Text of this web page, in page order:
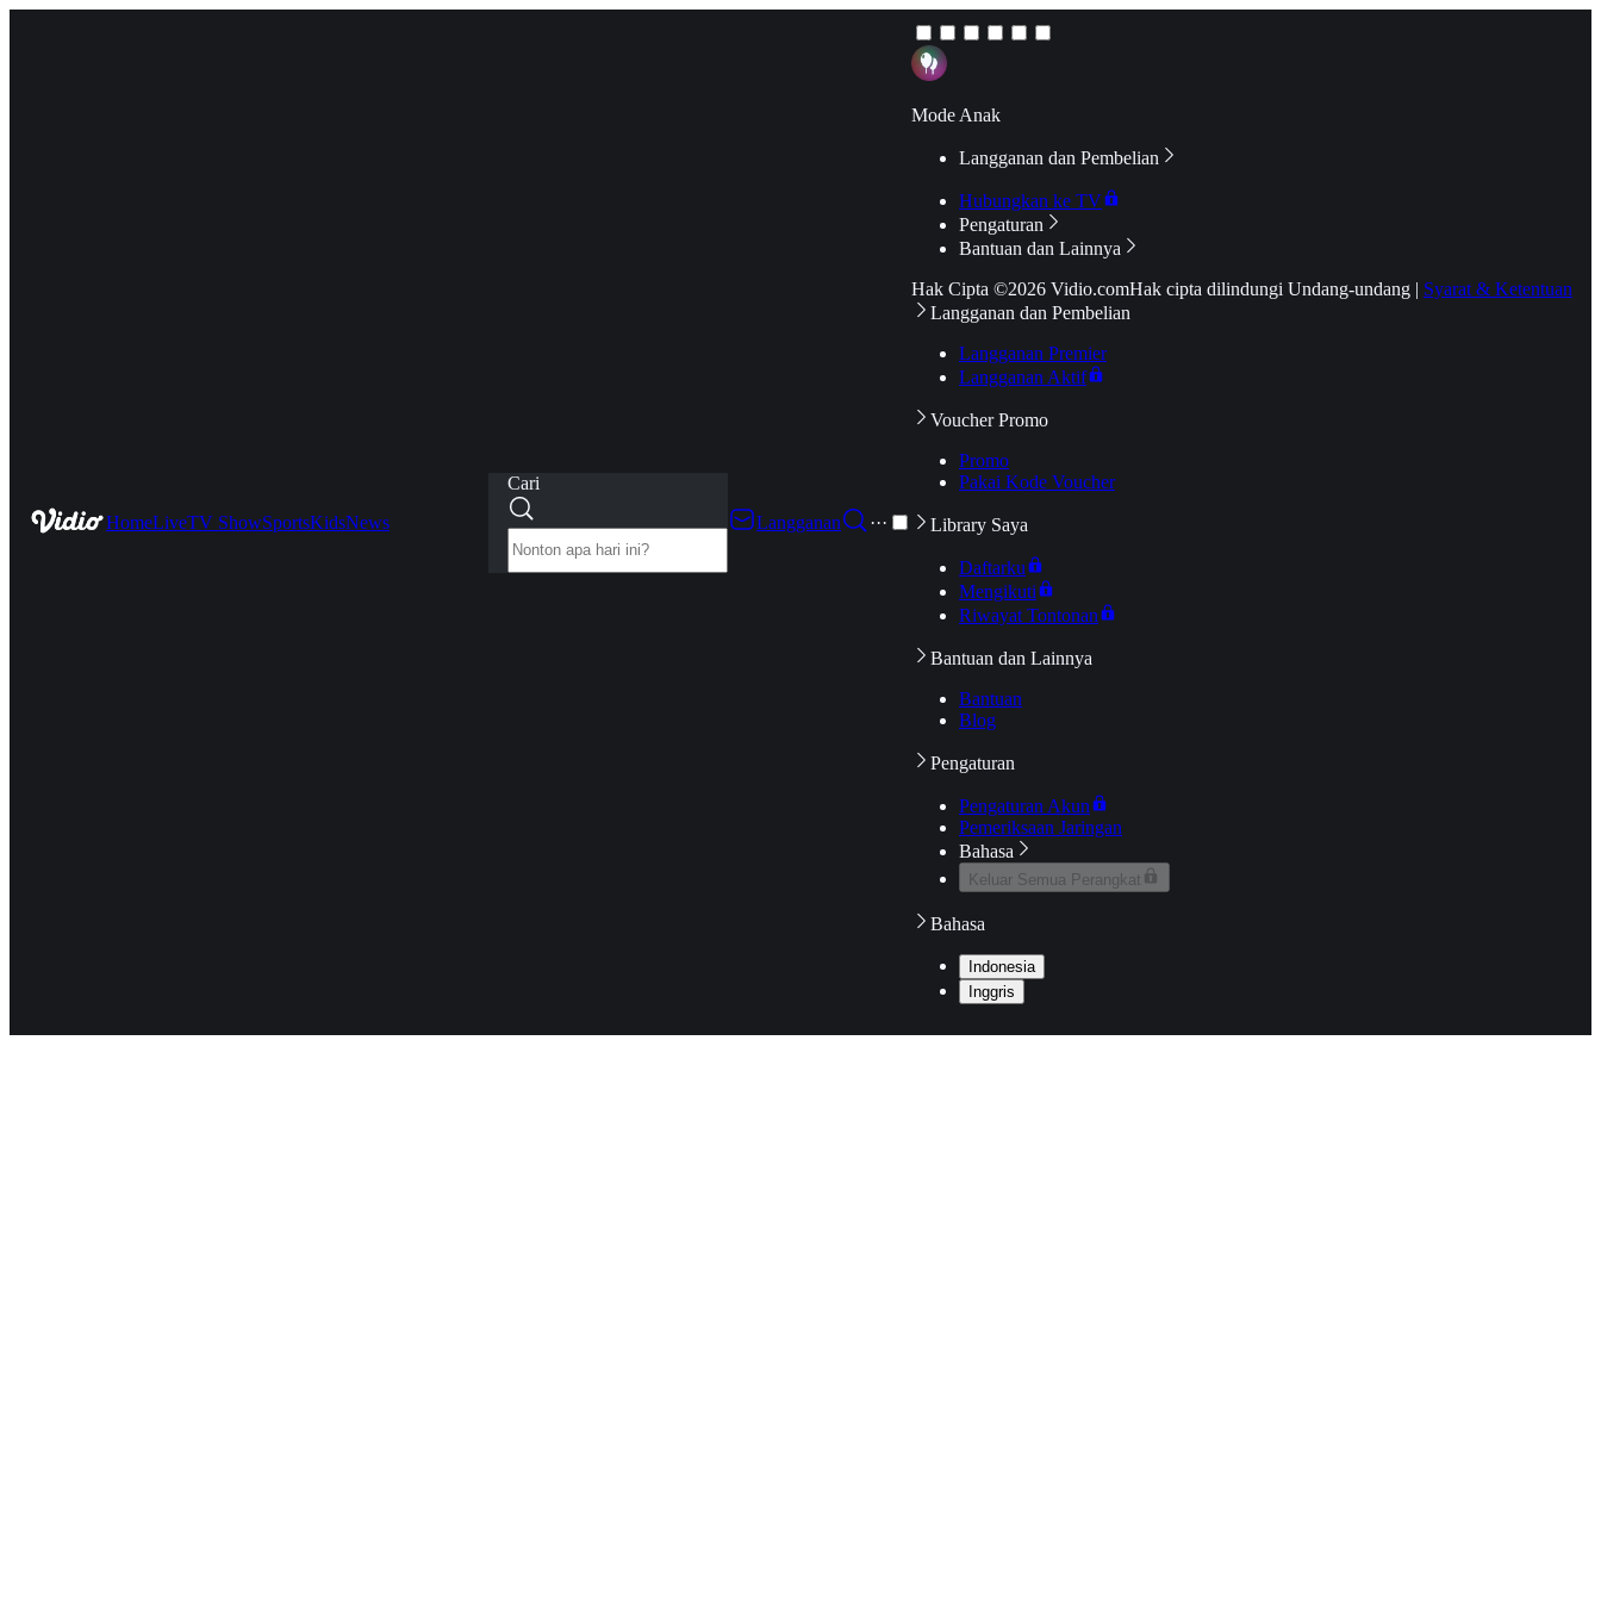
HomeLiveTV ShowSportsKidsNews
Cari
Langganan
···
Mode Anak
Langganan dan Pembelian
Hubungkan ke TV
Pengaturan
Bantuan dan Lainnya
Hak Cipta ©2026 Vidio.comHak cipta dilindungi Undang-undang | Syarat & Ketentuan
Langganan dan Pembelian
Langganan Premier
Langganan Aktif
Voucher Promo
Promo
Pakai Kode Voucher
Library Saya
Daftarku
Mengikuti
Riwayat Tontonan
Bantuan dan Lainnya
Bantuan
Blog
Pengaturan
Pengaturan Akun
Pemeriksaan Jaringan
Bahasa
Keluar Semua Perangkat
Bahasa
Indonesia
Inggris